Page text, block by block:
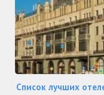
Список лучших